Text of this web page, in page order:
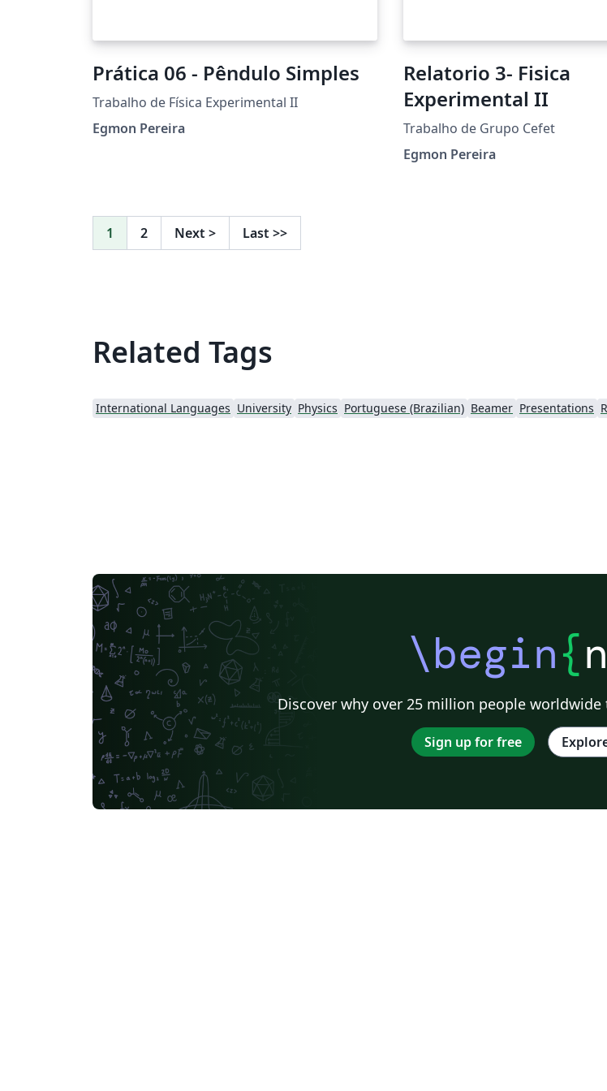
Prática 06 - Pêndulo Simples
Trabalho de Física Experimental II
Egmon Pereira
Relatorio 3- Fisica
Experimental II
Trabalho de Grupo Cefet
Egmon Pereira
1 2 Next > Last >>
Related Tags
International Languages University Physics Portuguese (Brazilian) Beamer Presentations
\begin{
Discover why over 25 million people
Sign up for free